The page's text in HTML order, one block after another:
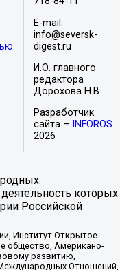
E-mail:
info@seversk-
digest.ru
И.О. главного
редактора
Дорохова Н.В.
Разработчик
сайта –
INFOROS
2026
которых
Российской
Институт Открытое
общество, Американо-
развитию,
Отношений,